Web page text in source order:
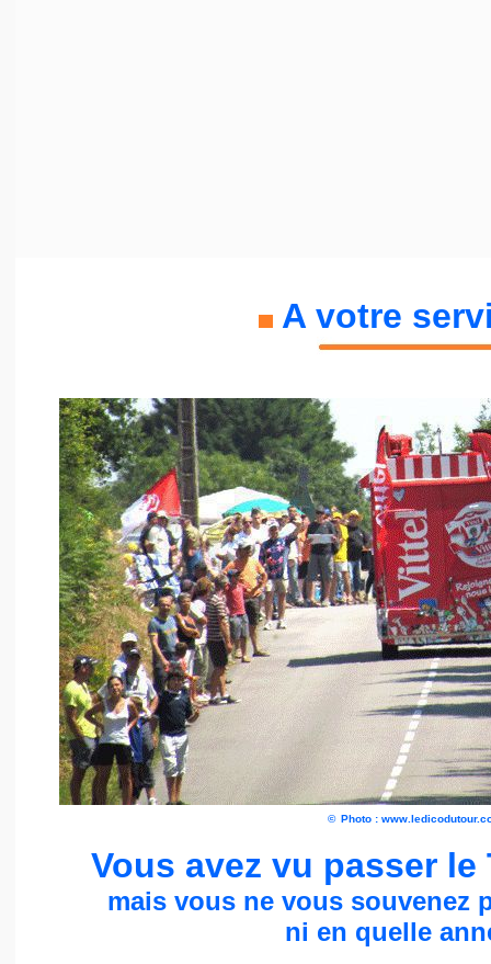
A votre
© Photo :
Vous avez vu passer le
mais vous ne vous souvenez
ni en quelle